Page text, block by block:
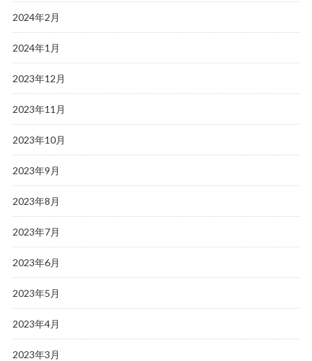
2024年2月
2024年1月
2023年12月
2023年11月
2023年10月
2023年9月
2023年8月
2023年7月
2023年6月
2023年5月
2023年4月
2023年3月